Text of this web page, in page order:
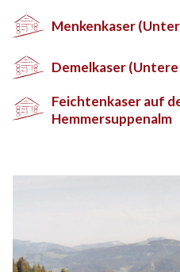
Menkenkaser
Demelkaser
Feichtenkaser auf
Hemmersuppenalm